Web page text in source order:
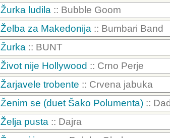
Žurka ludila :: Bubble Goom
Želba za Makedonija :: Bumbari Band
Žurka :: BUNT
Život nije Hollywood :: Crno Perje
Žarjavele trobente :: Crvena jabuka
Ženim se (duet Šako Polumenta) ::
Želja pusta :: Dajra